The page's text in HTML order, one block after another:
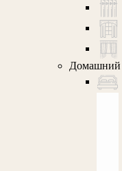
Домашний